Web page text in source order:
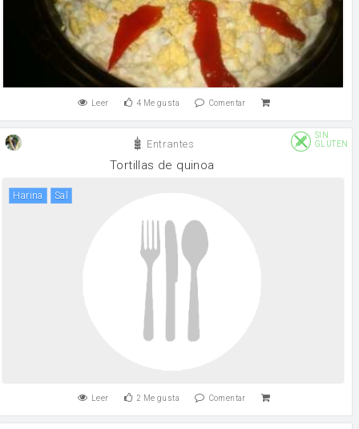
Leer 4 Me gusta Comentar
Entrantes
SIN
GLUTEN
Tortillas de quinoa
harina sal
Leer 2 Me gusta Comentar